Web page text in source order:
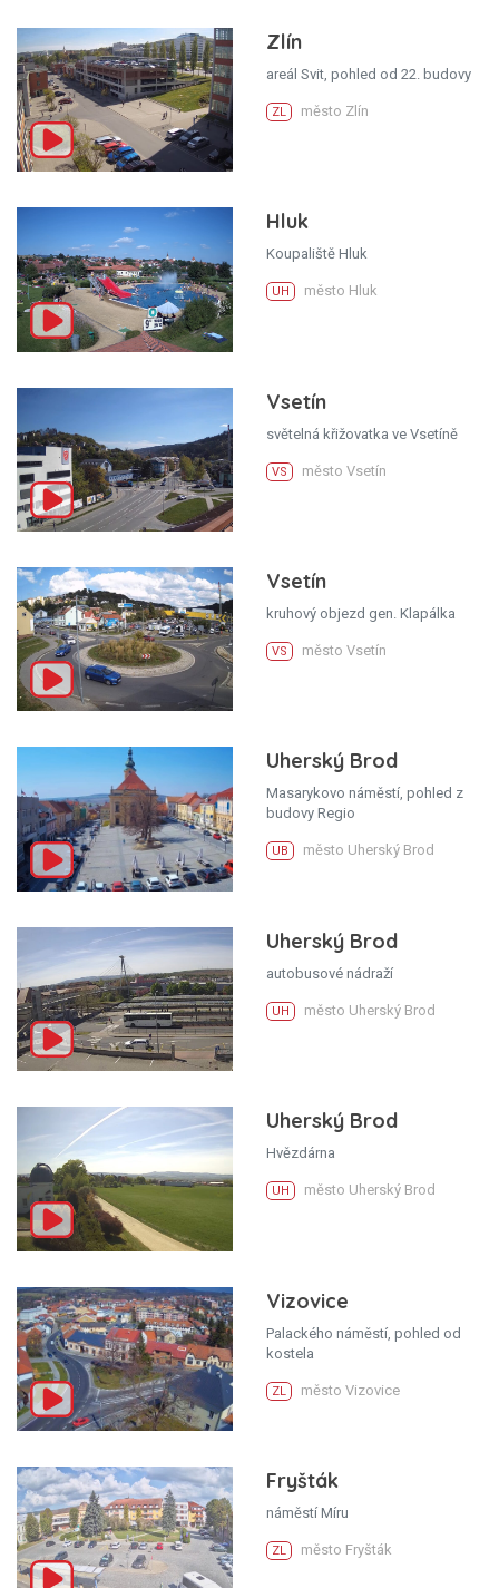
Zlín
areál Svit, pohled od 22. budovy
ZL město Zlín
Hluk
Koupaliště Hluk
UH město Hluk
Vsetín
světelná křižovatka ve Vsetíně
VS město Vsetín
Vsetín
kruhový objezd gen. Klapálka
VS město Vsetín
Uherský Brod
Masarykovo náměstí, pohled z
budovy Regio
UB město Uherský Brod
Uherský Brod
autobusové nádraží
UH město Uherský Brod
Uherský Brod
Hvězdárna
UH město Uherský Brod
Vizovice
Palackého náměstí, pohled od
kostela
ZL město Vizovice
Fryšták
náměstí Míru
ZL město Fryšták